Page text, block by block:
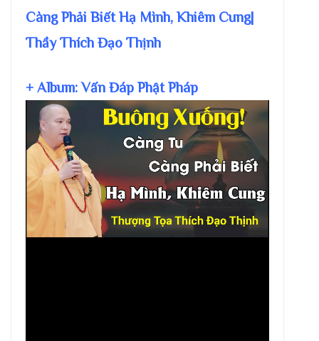
Càng Phải Biết Hạ Mình, Khiêm Cung|
Thầy Thích Đạo Thịnh
+ Album: Vấn Đáp Phật Pháp